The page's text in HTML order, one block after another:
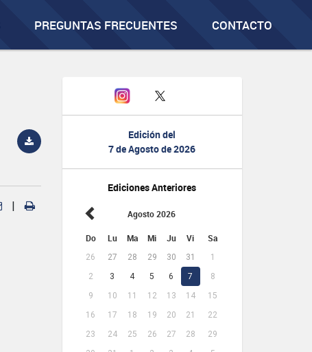
PREGUNTAS FRECUENTES CONTACTO
Edición del
7 de Agosto de 2026
Ediciones Anteriores
Agosto 2026
Do Lu Ma Mi Ju Vi Sa
26 27 28 29 30 31
1
2
3 4 5 6 7
8
9
10 11 12 13 14
15
16
17 18 19 20 21
22
23
24 25 26 27 28
29
|